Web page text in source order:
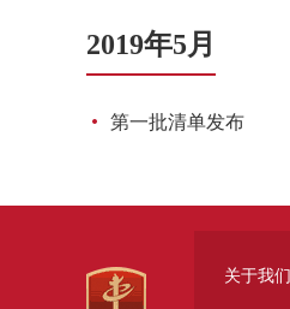
2019年5月
第一批清单发布
关于我们